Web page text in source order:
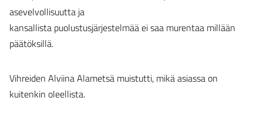
asevelvollisuutta ja
kansallista puolustusjärjestelmää ei saa murentaa millään
päätöksillä.
Vihreiden Alviina Alametsä muistutti, mikä asiassa on
kuitenkin oleellista.